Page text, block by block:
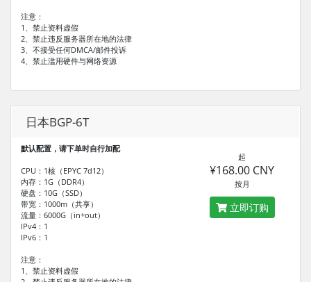
注意：
1、禁止资料虚假
2、禁止违反服务器所在地的法律
3、不接受任何DMCA/邮件投诉
4、禁止滥用硬件与网络资源
日本BGP-6T
默认配置，请下单时自行加配
CPU：1核（EPYC 7d12）
内存：1G（DDR4）
硬盘：10G（SSD）
带宽：1000m（共享）
流量：6000G（in+out）
IPv4：1
IPv6：1
注意：
1、禁止资料虚假
起
¥168.00 CNY
按月
立即订购